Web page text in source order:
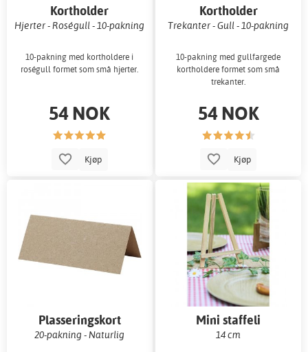
Kortholder
Hjerter - Roségull - 10-pakning
10-pakning med kortholdere i
roségull formet som små hjerter.
54 NOK
Kjøp
Kortholder
Trekanter - Gull - 10-pakning
10-pakning med gullfargede
kortholdere formet som små
trekanter.
54 NOK
Kjøp
Plasseringskort
20-pakning - Naturlig
Mini staffeli
14 cm